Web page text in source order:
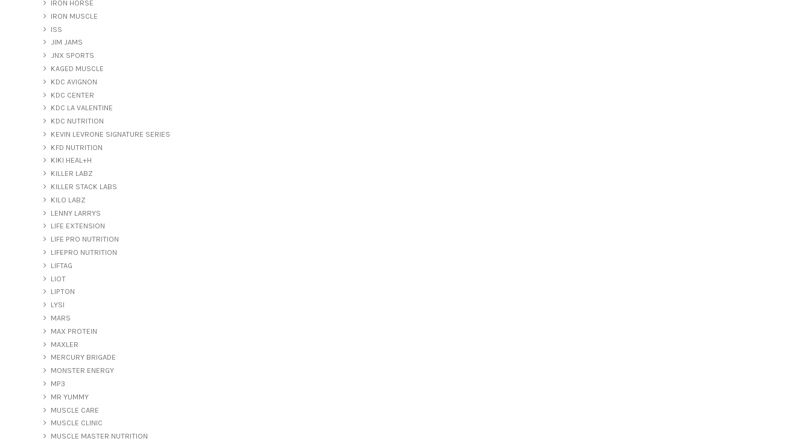
IRON HORSE
IRON MUSCLE
ISS
JIM JAMS
JNX SPORTS
KAGED MUSCLE
KDC AVIGNON
KDC CENTER
KDC LA VALENTINE
KDC NUTRITION
KEVIN LEVRONE SIGNATURE SERIES
KFD NUTRITION
KIKI HEAL+H
KILLER LABZ
KILLER STACK LABS
KILO LABZ
LENNY LARRYS
LIFE EXTENSION
LIFE PRO NUTRITION
LIFEPRO NUTRITION
LIFTAG
LIOT
LIPTON
LYSI
MARS
MAX PROTEIN
MAXLER
MERCURY BRIGADE
MONSTER ENERGY
MP3
MR YUMMY
MUSCLE CARE
MUSCLE CLINIC
MUSCLE MASTER NUTRITION